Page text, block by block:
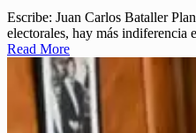
Escribe: Juan Carlos Bataller
electorales, hay más indiferencia
Read More